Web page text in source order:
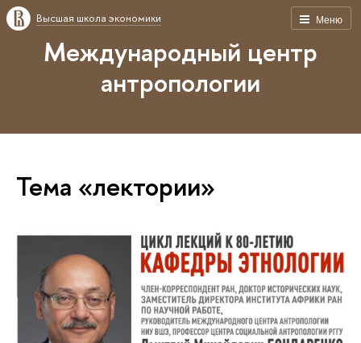
Меню
Высшая школа экономики
Международный центр
антропологии
Тема «лектории»